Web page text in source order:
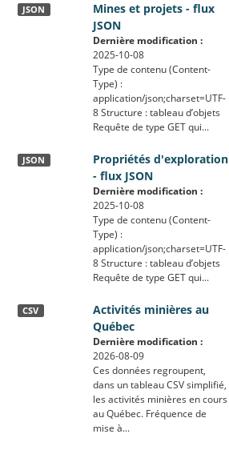
Mines et projets - flux
JSON
JSON
Dernière modification :
2025-10-08
Type de contenu (Content-
Type) :
application/json;charset=UTF-
8 Structure : tableau d’objets
Requête de type GET qui...
Propriétés d'exploration
- flux JSON
JSON
Dernière modification :
2025-10-08
Type de contenu (Content-
Type) :
application/json;charset=UTF-
8 Structure : tableau d’objets
Requête de type GET qui...
Activités minières au
Québec
CSV
Dernière modification :
2026-08-09
Ces données regroupent,
dans un tableau CSV simplifié,
les activités minières en cours
au Québec. Fréquence de
mise à...